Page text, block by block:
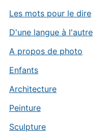
Les mots pour le dire
D'une langue à l'autre
A propos de photo
Enfants
Architecture
Peinture
Sculpture